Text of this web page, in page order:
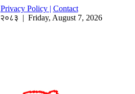
Privacy Policy | Contact
२०८३ | Friday, August 7, 2026